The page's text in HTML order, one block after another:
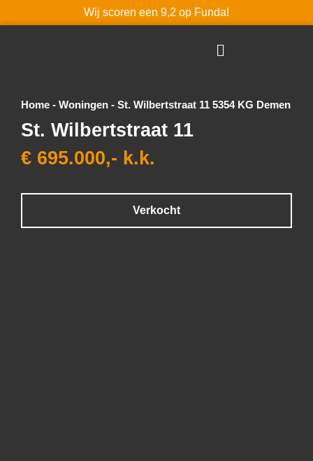
Wij scoren een 9,2 op Funda!
Home - Woningen - St. Wilbertstraat 11 5354 KG Demen
St. Wilbertstraat 11
€ 695.000,- k.k.
Verkocht